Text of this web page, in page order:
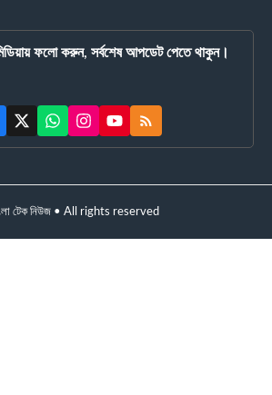
ফলো করুন, সর্বশেষ আপডেট পেতে থাকুন।
টেক নিউজ • All rights reserved